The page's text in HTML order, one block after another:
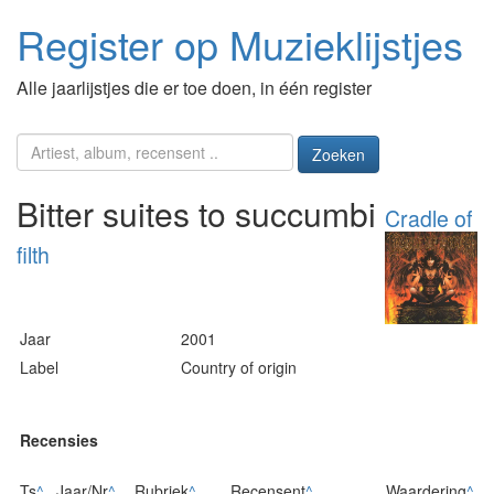
Register op Muzieklijstjes
Alle jaarlijstjes die er toe doen, in één register
Zoeken
Bitter suites to succumbi Cradle of
filth
Jaar
2001
Label
Country of origin
Recensies